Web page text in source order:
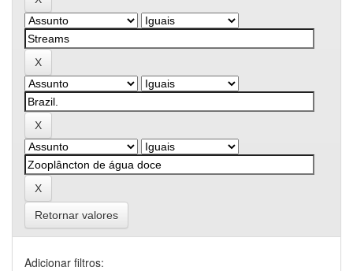
Retornar valores
Adicionar filtros: